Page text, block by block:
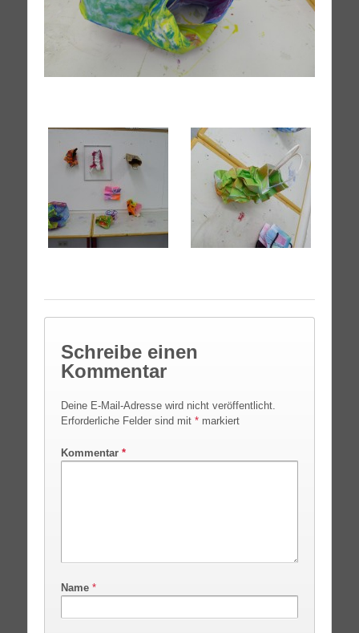
Schreibe einen
Kommentar
Deine E-Mail-Adresse wird nicht veröffentlicht.
Erforderliche Felder sind mit *markiert
Kommentar *
Name *